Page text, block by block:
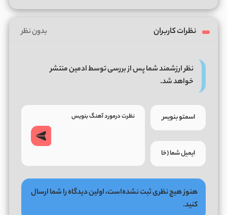
نظرات کاربران بدون نظر
نظر ارزشمند شما پس از بررسی توسط ادمین منتشر
خواهد شد.
هنوز هیچ نظری ثبت نشده‌است، اولین دیدگاه را شما ارسال
کنید.